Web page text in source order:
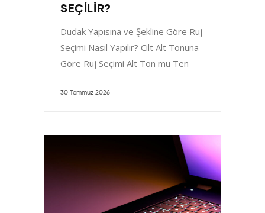
SEÇILIR?
Dudak Yapısına ve Şekline Göre Ruj
Seçimi Nasıl Yapılır? Cilt Alt Tonuna
Göre Ruj Seçimi Alt Ton mu Ten
30 Temmuz 2026